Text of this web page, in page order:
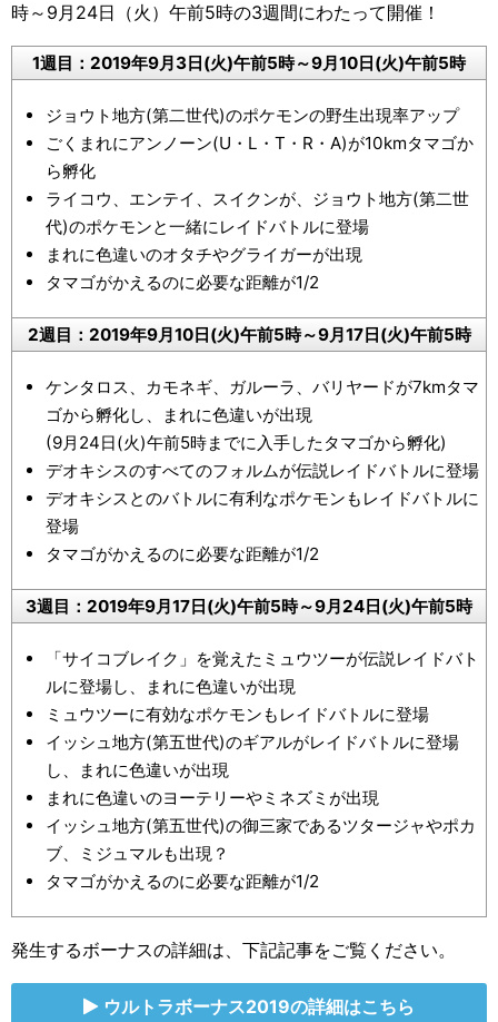
時～9月24日（火）午前5時の3週間にわたって開催！
1週目：2019年9月3日(火)午前5時～9月10日(火)午前5時
ジョウト地方(第二世代)のポケモンの野生出現率アップ
ごくまれにアンノーン(U・L・T・R・A)が10kmタマゴか
ら孵化
ライコウ、エンテイ、スイクンが、ジョウト地方(第二世
代)のポケモンと一緒にレイドバトルに登場
まれに色違いのオタチやグライガーが出現
タマゴがかえるのに必要な距離が1/2
2週目：2019年9月10日(火)午前5時～9月17日(火)午前5時
ケンタロス、カモネギ、ガルーラ、バリヤードが7kmタマ
ゴから孵化し、まれに色違いが出現
(9月24日(火)午前5時までに入手したタマゴから孵化)
デオキシスのすべてのフォルムが伝説レイドバトルに登場
デオキシスとのバトルに有利なポケモンもレイドバトルに
登場
タマゴがかえるのに必要な距離が1/2
3週目：2019年9月17日(火)午前5時～9月24日(火)午前5時
「サイコブレイク」を覚えたミュウツーが伝説レイドバト
ルに登場し、まれに色違いが出現
ミュウツーに有効なポケモンもレイドバトルに登場
イッシュ地方(第五世代)のギアルがレイドバトルに登場
し、まれに色違いが出現
まれに色違いのヨーテリーやミネズミが出現
イッシュ地方(第五世代)の御三家であるツタージャやポカ
ブ、ミジュマルも出現？
タマゴがかえるのに必要な距離が1/2
発生するボーナスの詳細は、下記記事をご覧ください。
ウルトラボーナス2019の詳細はこちら